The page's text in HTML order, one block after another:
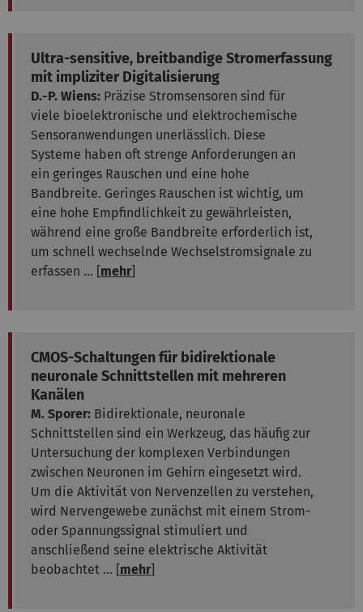
Ultra-sensitive, breitbandige Stromerfassung
mit impliziter Digitalisierung
D.-P. Wiens: Präzise Stromsensoren sind für
viele bioelektronische und elektrochemische
Sensoranwendungen unerlässlich. Diese
Systeme haben oft strenge Anforderungen an
ein geringes Rauschen und eine hohe
Bandbreite. Geringes Rauschen ist wichtig, um
eine hohe Empfindlichkeit zu gewährleisten,
während eine große Bandbreite erforderlich ist,
um schnell wechselnde Wechselstromsignale zu
erfassen ... [mehr]
CMOS-Schaltungen für bidirektionale
neuronale Schnittstellen mit mehreren
Kanälen
M. Sporer: Bidirektionale, neuronale
Schnittstellen sind ein Werkzeug, das häufig zur
Untersuchung der komplexen Verbindungen
zwischen Neuronen im Gehirn eingesetzt wird.
Um die Aktivität von Nervenzellen zu verstehen,
wird Nervengewebe zunächst mit einem Strom-
oder Spannungssignal stimuliert und
anschließend seine elektrische Aktivität
beobachtet ... [mehr]